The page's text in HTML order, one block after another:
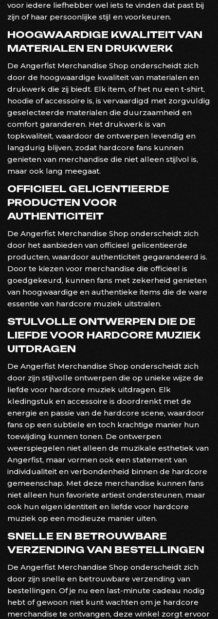
voor iedere liefhebber wel iets te vinden dat past bij
zijn of haar persoonlijke stijl en voorkeuren.
HOOGWAARDIGE KWALITEIT VAN
MATERIALEN EN DRUKWERK
De Angerfist Merchandise Shop onderscheidt zich
door de hoogwaardige kwaliteit van materialen en
drukwerk die zij biedt. Elk item, of het nu een t-shirt,
hoodie of accessoire is, is vervaardigd met zorgvuldig
geselecteerde materialen die duurzaamheid en
comfort garanderen. Het drukwerk is van
topkwaliteit, waardoor de ontwerpen levendig en
langdurig blijven, zodat hardcore fans kunnen
genieten van merchandise die niet alleen stijlvol is,
maar ook lang meegaat.
OFFICIEEL GELICENTIEERDE
PRODUCTEN VOOR
AUTHENTICITEIT
De Angerfist Merchandise Shop onderscheidt zich
door het aanbieden van officieel gelicentieerde
producten, waardoor authenticiteit gegarandeerd is.
Door te kiezen voor merchandise die officieel is
goedgekeurd, kunnen fans met zekerheid genieten
van hoogwaardige en authentieke items die de ware
essentie van hardcore muziek uitstralen.
STIJLVOLLE ONTWERPEN DIE DE
LIEFDE VOOR HARDCORE MUZIEK
UITDRAGEN
De Angerfist Merchandise Shop onderscheidt zich
door zijn stijlvolle ontwerpen die op unieke wijze de
liefde voor hardcore muziek uitdragen. Elk
kledingstuk en accessoire is doordrenkt met de
energie en passie van de hardcore scene, waardoor
fans op een subtiele en toch krachtige manier hun
toewijding kunnen tonen. De ontwerpen
weerspiegelen niet alleen de muzikale esthetiek van
Angerfist, maar vormen ook een statement van
individualiteit en verbondenheid binnen de hardcore
gemeenschap. Met deze merchandise kunnen fans
niet alleen hun favoriete artiest ondersteunen, maar
ook hun eigen identiteit en liefde voor hardcore
muziek op een modieuze manier uiten.
SNELLE EN BETROUWBARE
VERZENDING VAN BESTELLINGEN
De Angerfist Merchandise Shop onderscheidt zich
door zijn snelle en betrouwbare verzending van
bestellingen. Of je nu een last-minute cadeau nodig
hebt of gewoon niet kunt wachten om je hardcore
merchandise te ontvangen, deze winkel zorgt ervoor